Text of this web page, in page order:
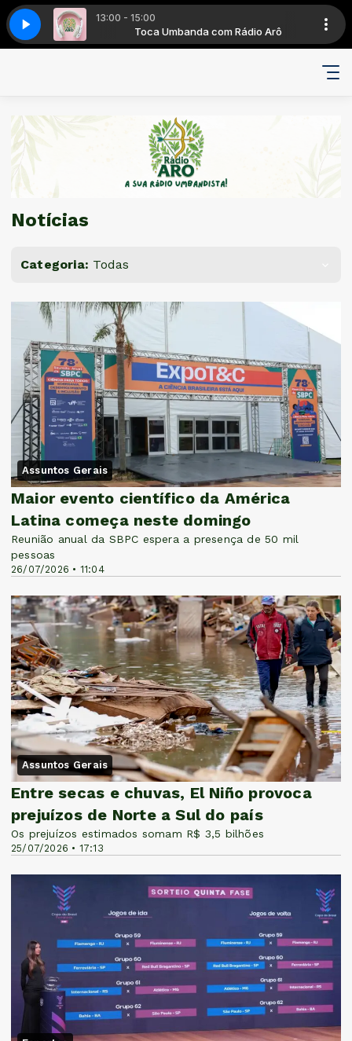
13:00 - 15:00
Arô Toca Umbanda com Rádio Arô
Radio Arô - Seja Anunciante
Notícias
Categoria: Todas
Assuntos Gerais
26/07/2026 • 11:04
Maior evento científico da América
Latina começa neste domingo
Reunião anual da SBPC espera a presença de 50 mil
pessoas
Assuntos Gerais
25/07/2026 • 17:13
Entre secas e chuvas, El Niño provoca
prejuízos de Norte a Sul do país
Os prejuízos estimados somam R$ 3,5 bilhões